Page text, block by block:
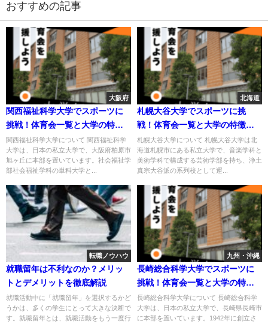
おすすめの記事
大阪府
関西福祉科学大学でスポーツに
挑戦！体育会一覧と大学の特徴
を紹介
関西福祉科学大学について 関西福祉科学
大学は、日本の私立大学で、大阪府柏原市
旭ヶ丘に本部を置いています。社会福祉学
部社会福祉学科の単科大学と...
北海道
札幌大谷大学でスポーツに挑
戦！体育会一覧と大学の特徴を
紹介
札幌大谷大学について 札幌大谷大学は北
海道札幌市にある私立大学で、音楽学科と
美術学科で構成する芸術学部を持ち、浄土
真宗大谷派の系列校として運...
転職ノウハウ
就職留年は不利なのか？メリッ
トとデメリットを徹底解説
就職活動中に「就職留年」を選択するかど
うかは、多くの学生にとって大きな決断で
す。就職留年とは、就職活動をもう一度行
九州・沖縄
長崎総合科学大学でスポーツに
挑戦！体育会一覧と大学の特徴
を紹介
長崎総合科学大学について 長崎総合科学
大学は、日本の私立大学で、長崎県長崎市
に本部を置いています。1942年に創立さ